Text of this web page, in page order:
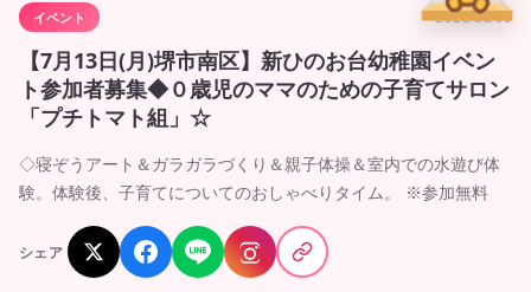
イベント 2026.06.03
【7月13日(月)堺市南区】新ひのお台幼稚園イベン
ト参加者募集◆０歳児のママのための子育てサロン
「プチトマト組」☆
◇寝ぞうアート＆ガラガラづくり＆親子体操＆室内での水遊び体
験。体験後、子育てについてのおしゃべりタイム。 ※参加無料
シェア